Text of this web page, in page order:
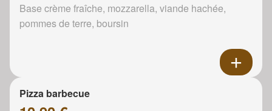
Base crème fraîche, mozzarella, viande hachée,
pommes de terre, boursin
Pizza barbecue